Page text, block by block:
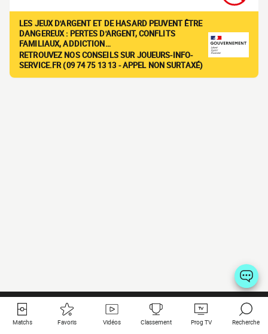
LES JEUX D'ARGENT ET DE HASARD PEUVENT ÊTRE
DANGEREUX : PERTES D'ARGENT, CONFLITS
FAMILIAUX, ADDICTION…
RETROUVEZ NOS CONSEILS SUR JOUEURS-INFO-
SERVICE.FR (09 74 75 13 13 - APPEL NON SURTAXÉ)
Matchs Favoris Vidéos Classement Prog TV Recherche